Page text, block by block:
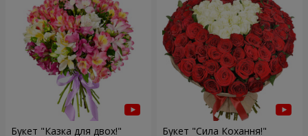
Букет "Казка для двох!" Букет "Сила Кохання!"